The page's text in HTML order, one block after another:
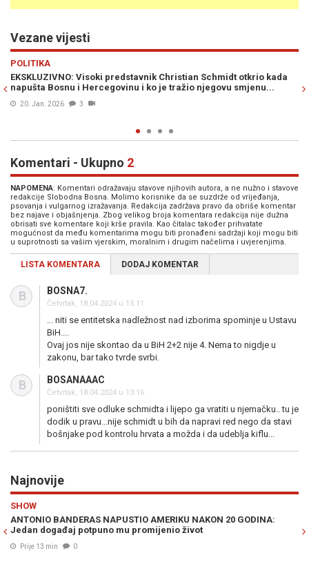
Vezane vijesti
otkrio kada
smjenu...
ZAŠTO ŠUTI VISOKI PREDSTAVNIK SCHMIDT: Milanko
odgovoran što Milorad Dodik još uvijek nije u zatvoru...
01. Jan. 2026
Komentari - Ukupno 2
NAPOMENA: Komentari odražavaju stavove njihovih autora, a ne nužno i stavove
redakcije Slobodna Bosna. Molimo korisnike da se suzdrže od vrijeđanja,
psovanja i vulgarnog izražavanja. Redakcija zadržava pravo da obriše komentar
bez najave i objašnjenja. Zbog velikog broja komentara redakcija nije dužna
obrisati sve komentare koji krše pravila. Kao čitalac također prihvatate
mogućnost da među komentarima mogu biti pronađeni sadržaji koji mogu biti
u suprotnosti sa vašim vjerskim, moralnim i drugim načelima i uvjerenjima.
LISTA KOMENTARA DODAJ KOMENTAR
B BOSNA7.
Četvrtak, 18.04.2024 u 15:11
... niti se entitetska nadležnost nad izborima spominje u Ustavu
BiH....
Ovaj jos nije skontao da u BiH 2+2 nije 4. Nema to nigdje u
zakonu, bar tako tvrde svrbi.
B BOSANAAAC
Četvrtak, 18.04.2024 u 13:16
poništiti sve odluke schmidta i lijepo ga vratiti u njemačku.. tu je
dodik u pravu...nije schmidt u bih da napravi red nego da stavi
bošnjake pod kontrolu hrvata a možda i da udeblja kiflu...
Najnovije
GODINA:
NOVE IRANSKE RAKETE MIJENJAJU RAT: Larry
iza velikog preokreta stoje Kina i Rusija
Prije 26 min